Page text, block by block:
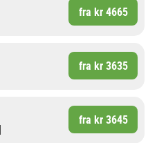
fra kr 4665
fra kr 3635
fra kr 3645